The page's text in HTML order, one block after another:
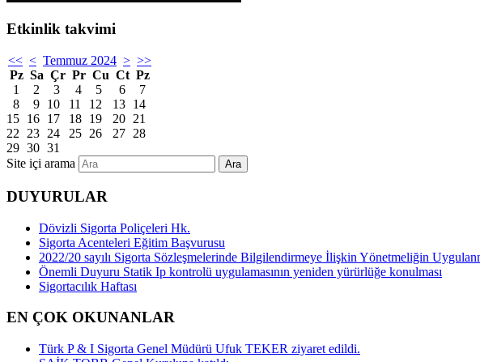
Etkinlik takvimi
<< < Temmuz 2024 > >>
Pz Sa Çr Pr Cu Ct Pz
1
2 3 4 5 6
7
8
9 10 11 12 13 14
15 16 17 18 19 20 21
22
23 24 25 26 27 28
29 30 31
Site içi arama
Ara
DUYURULAR
Dövizli Sigorta Poliçeleri Hk.
Sigorta Acenteleri Eğitim Başvurusu
2022/20 sayılı Sigorta Sözleşmelerinde Bilgilendirmeye İlişkin Yönetmeliğin
Önemli Duyuru Statik Ip kontrolü uygulamasının yeniden yürürlüğe konulması
Sigortacılık Haftası
EN ÇOK OKUNANLAR
Türk P & I Sigorta Genel Müdürü Ufuk TEKER ziyaret edildi.